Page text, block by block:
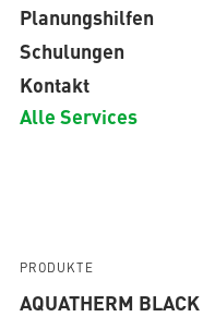
Planungshilfen
Schulungen
Kontakt
Alle Services
PRODUKTE
AQUATHERM BLACK